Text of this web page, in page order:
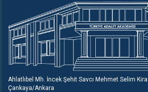
Ahlatlıbel Mh. İncek Şehit Savcı Mehmet Selim
Çankaya/Ankara